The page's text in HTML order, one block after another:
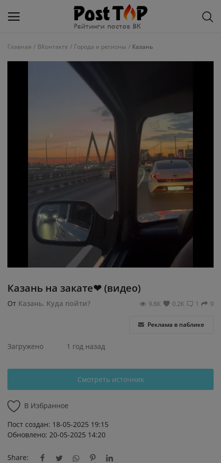
О рейтинге
Статьи, обзоры
Регистрация
Главная ВКонтакте Города и регионы Казань
Казань на закате❤ (видео)
От Казань. Куда пойти? 9
1
0.2К
9.8К
Реклама в паблике
Загружено 1 год назад
Смотреть источник
В Избранное
Пост создан: 18-05-2025 19:15
Обновлено: 20-05-2025 14:20
Share: